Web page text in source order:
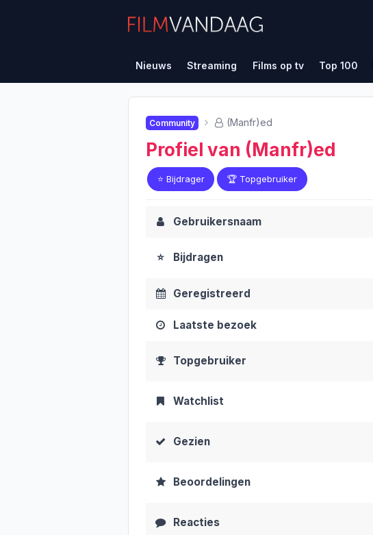
Nieuws Streaming Films op tv Top 100
Community (Manfr)ed
Profiel van (Manfr)ed
⭐️ Bijdrager 🏆 Topgebruiker
Gebruikersnaam
⭐️ Bijdragen
Geregistreerd
Laatste bezoek
Topgebruiker
Watchlist
Gezien
Beoordelingen
Reacties